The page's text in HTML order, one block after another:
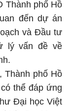
Thành phố Hồ
đến dự án
và Đầu tư
lý vấn đề về
Thành phố Hồ
thể đáp ứng
Đại học Việt